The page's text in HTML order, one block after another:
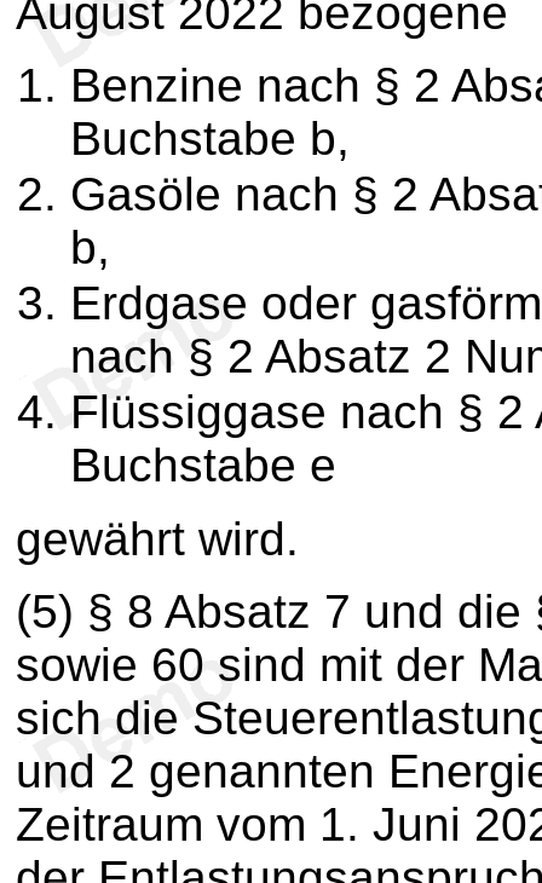
August 2022 bezogene
Benzine nach § 2
Buchstabe b,
Gasöle nach § 2
b,
Erdgase oder
nach § 2 Absatz 2
Flüssiggase nach §
Buchstabe e
gewährt wird.
(5) § 8 Absatz 7 und
sowie 60 sind mit der
sich die
und 2 genannten
Zeitraum vom 1. Juni